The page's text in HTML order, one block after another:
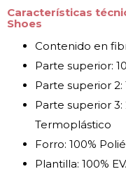
Características
Shoes
Contenido en
Parte superior:
Parte superior 2:
Parte superior
Termoplástico
Forro: 100%
Plantilla: 100%